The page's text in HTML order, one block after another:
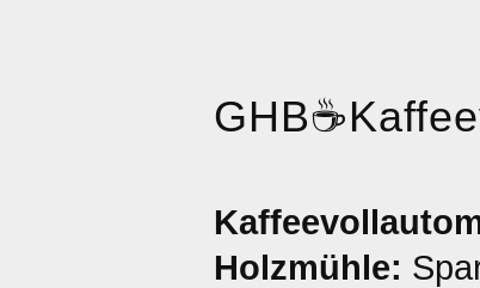
GHB☕
Holzmühle: